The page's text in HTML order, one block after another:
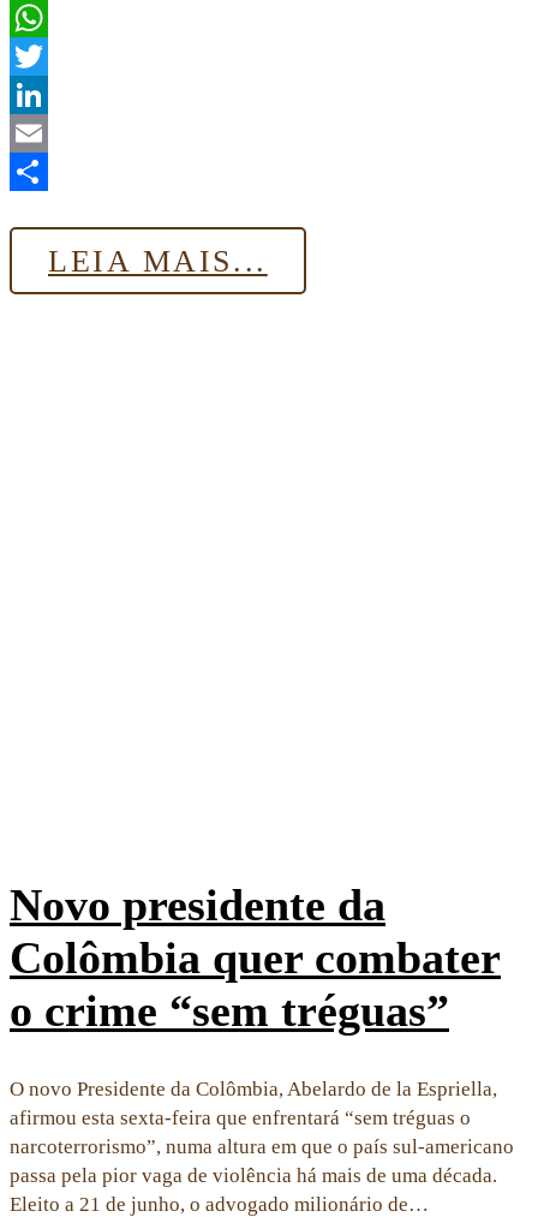
Facebook
WhatsApp
Twitter
LinkedIn
Email
LEIA MAIS...
Novo presidente da
Colômbia quer combater
o crime “sem tréguas”
O novo Presidente da Colômbia, Abelardo de la Espriella,
afirmou esta sexta-feira que enfrentará “sem tréguas o
narcoterrorismo”, numa altura em que o país sul-americano
passa pela pior vaga de violência há mais de uma década.
Eleito a 21 de junho, o advogado milionário de…